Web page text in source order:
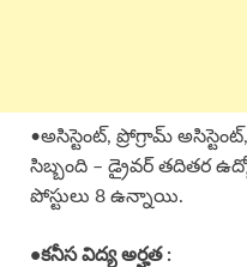
•అసిస్టెంట్, ప్రోగ్రామ్
సిబ్బంది – డ్రైవర్ తదితర
పోస్టులు 8 ఉన్నాయి.
•కనీస విద్య అర్హత :